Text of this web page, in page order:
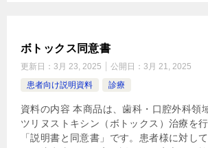
ボトックス同意書
更新日： 3月 23, 2025 公開日： 3月 21, 2025
患者向け説明資料
診療
資料の内容 本商品は、歯科・口腔外科領
ツリヌストキシン（ボトックス）治療を
「説明書と同意書」です。患者様に対し